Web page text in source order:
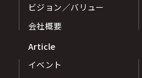
ビジョン／バリュー
会社概要
Article
イベント